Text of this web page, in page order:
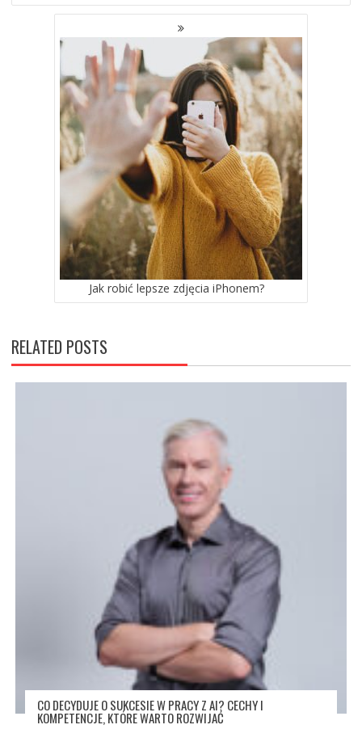
Jak robić lepsze zdjęcia iPhonem?
RELATED POSTS
CO DECYDUJE O SUKCESIE W PRACY Z AI? CECHY I
KOMPETENCJE, KTÓRE WARTO ROZWIJAĆ